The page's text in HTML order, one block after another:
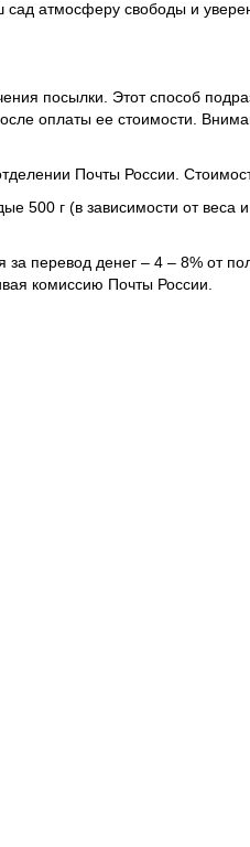
атмосферу свободы и
посылки. Этот способ
оплаты ее стоимости.
Почты России.
500 г (в зависимости от веса
перевод денег – 4 – 8% от
комиссию Почты России.